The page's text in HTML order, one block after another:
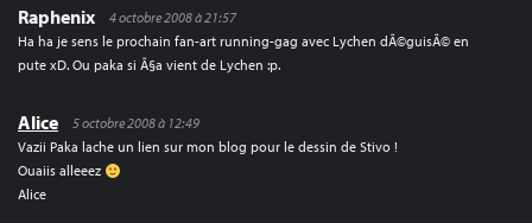
Raphenix
4 octobre 2008 à 21:57
Ha ha je sens le prochain fan-art running-gag avec Lychen dÃ©guisÃ© en
pute xD. Ou paka si Ã§a vient de Lychen :p.
Alice
5 octobre 2008 à 12:49
Vazii Paka lache un lien sur mon blog pour le dessin de Stivo !
Ouaiis alleeez
Alice